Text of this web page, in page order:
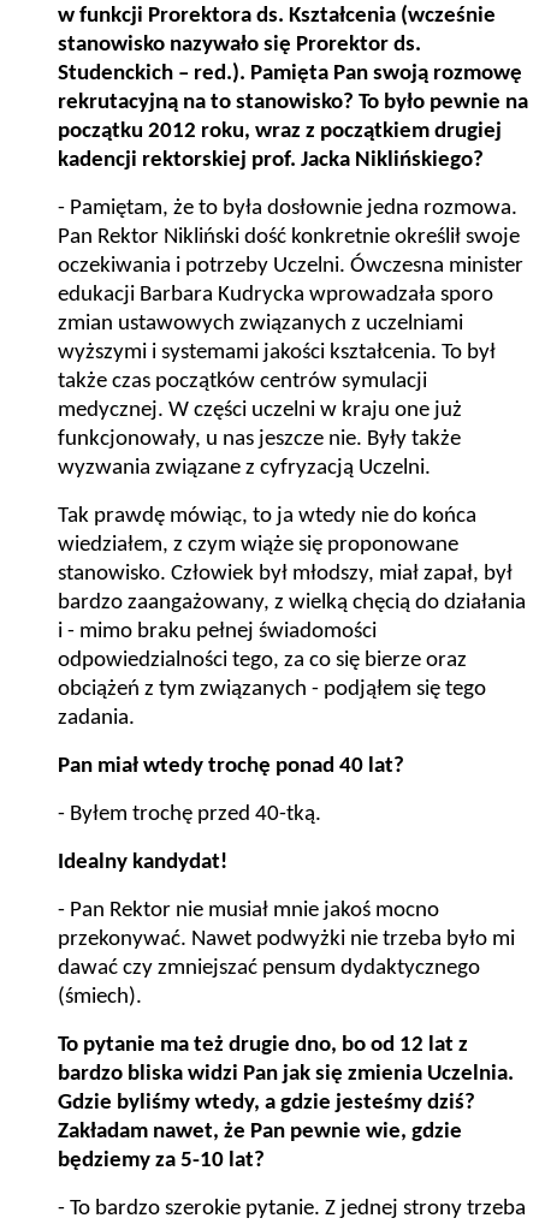
w funkcji Prorektora ds. Kształcenia (wcześnie
stanowisko nazywało się Prorektor ds.
Studenckich – red.). Pamięta Pan swoją rozmowę
rekrutacyjną na to stanowisko? To było pewnie na
początku 2012 roku, wraz z początkiem drugiej
kadencji rektorskiej prof. Jacka Niklińskiego?
- Pamiętam, że to była dosłownie jedna rozmowa.
Pan Rektor Nikliński dość konkretnie określił swoje
oczekiwania i potrzeby Uczelni. Ówczesna minister
edukacji Barbara Kudrycka wprowadzała sporo
zmian ustawowych związanych z uczelniami
wyższymi i systemami jakości kształcenia. To był
także czas początków centrów symulacji
medycznej. W części uczelni w kraju one już
funkcjonowały, u nas jeszcze nie. Były także
wyzwania związane z cyfryzacją Uczelni.
Tak prawdę mówiąc, to ja wtedy nie do końca
wiedziałem, z czym wiąże się proponowane
stanowisko. Człowiek był młodszy, miał zapał, był
bardzo zaangażowany, z wielką chęcią do działania
i - mimo braku pełnej świadomości
odpowiedzialności tego, za co się bierze oraz
obciążeń z tym związanych - podjąłem się tego
zadania.
Pan miał wtedy trochę ponad 40 lat?
- Byłem trochę przed 40-tką.
Idealny kandydat!
- Pan Rektor nie musiał mnie jakoś mocno
przekonywać. Nawet podwyżki nie trzeba było mi
dawać czy zmniejszać pensum dydaktycznego
(śmiech).
To pytanie ma też drugie dno, bo od 12 lat z
bardzo bliska widzi Pan jak się zmienia Uczelnia.
Gdzie byliśmy wtedy, a gdzie jesteśmy dziś?
Zakładam nawet, że Pan pewnie wie, gdzie
będziemy za 5-10 lat?
- To bardzo szerokie pytanie. Z jednej strony trzeba